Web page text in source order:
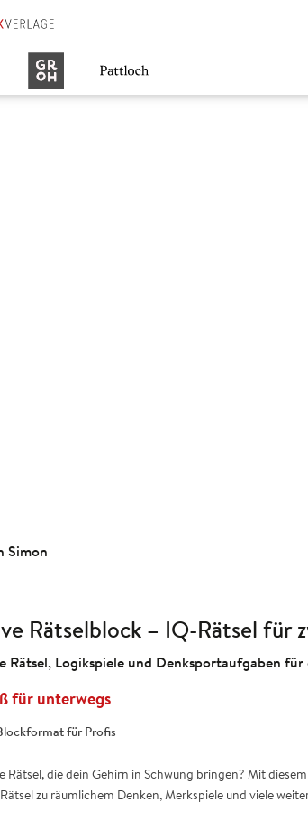
Simon
Rätselblock – IQ-Rätsel für
Rätsel, Logikspiele und Denksportaufgaben für
für unterwegs
für Profis
Rätsel, die dein Gehirn in Schwung bringen? Mit
zu räumlichem Denken, Merkspiele und viele